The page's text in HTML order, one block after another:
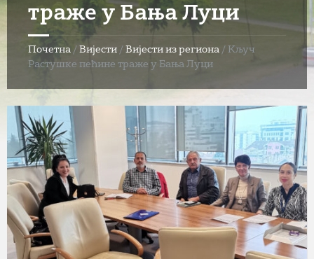
траже у Бања Луци
Почетна / Вијести / Вијести из региона / Кључ
Растушке пећине траже у Бања Луци